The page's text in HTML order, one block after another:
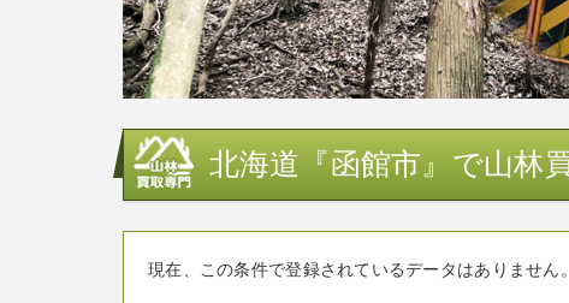
北海道『函館市』で山林
現在、この条件で登録されているデータはありません。